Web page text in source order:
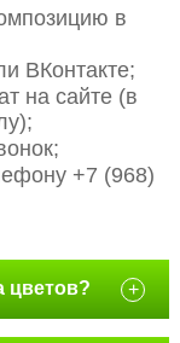
в
ВКонтакте;
на сайте (в
+7 (968)
цветов? +